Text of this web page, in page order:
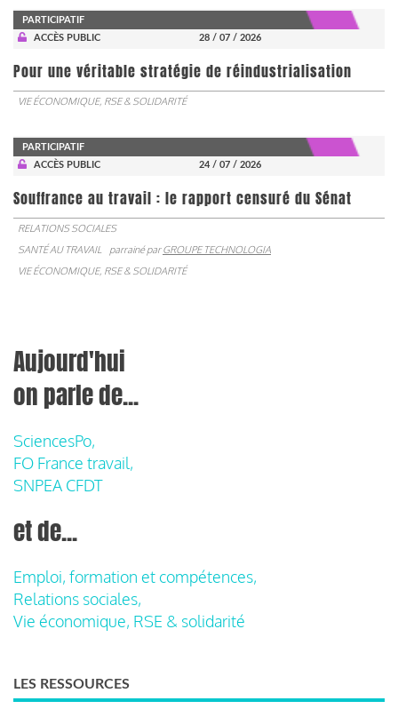
PARTICIPATIF
ACCÈS PUBLIC
28 / 07 / 2026
Pour une véritable stratégie de réindustrialisation
VIE ÉCONOMIQUE, RSE & SOLIDARITÉ
PARTICIPATIF
ACCÈS PUBLIC
24 / 07 / 2026
Souffrance au travail : le rapport censuré du Sénat
RELATIONS SOCIALES
SANTÉ AU TRAVAIL
parrainé parGROUPE TECHNOLOGIA
VIE ÉCONOMIQUE, RSE & SOLIDARITÉ
Aujourd'hui
on parle de...
SciencesPo,
FO France travail,
SNPEA CFDT
et de...
Emploi, formation et compétences,
Relations sociales,
Vie économique, RSE & solidarité
LES RESSOURCES